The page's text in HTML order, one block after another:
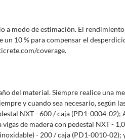
a modo de estimación. El
10 % para compensar el
coverage.
del material. Siempre realice una
y cuando sea necesario, según
NXT - 600 / caja (PD1-0004-
de madera con pedestal NXT -
- 200 / caja (PD1-0010-02);